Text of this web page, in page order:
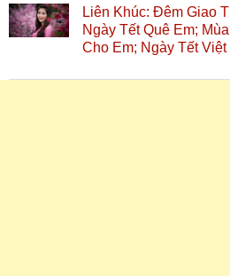
Liên Khúc: Đêm Giao
Ngày Tết Quê Em;
Cho Em; Ngày Tết Việt